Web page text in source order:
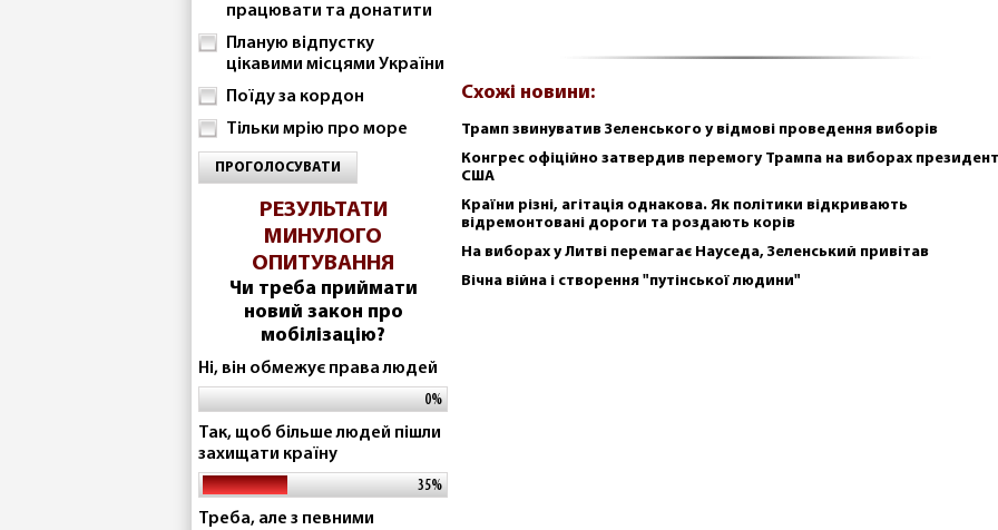
працювати та донатити
Планую відпустку
цікавими місцями України
Поїду за кордон
Тільки мрію про море
ПРОГОЛОСУВАТИ
РЕЗУЛЬТАТИ
МИНУЛОГО
ОПИТУВАННЯ
Чи треба приймати
новий закон про
мобілізацію?
Ні, він обмежує права людей
0%
Так, щоб більше людей пішли
захищати країну
35%
Треба, але з певними
Схожі новини:
Трамп звинуватив Зеленського у відмові проведення виборів
Конгрес офіційно затвердив перемогу Трампа на виборах
США
Країни різні, агітація однакова. Як політики відкривають
відремонтовані дороги та роздають корів
На виборах у Литві перемагає Науседа, Зеленський привітав
Вічна війна і створення "путінської людини"